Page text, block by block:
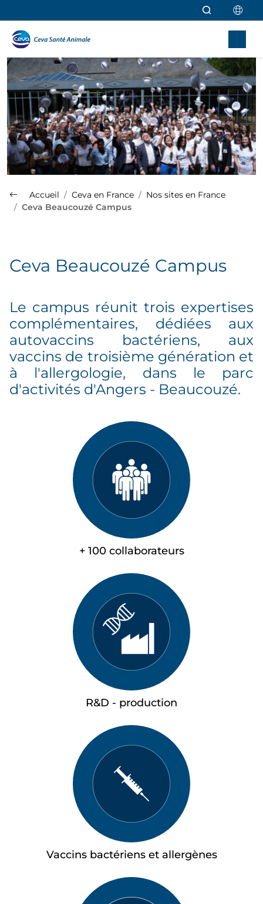
Accueil Ceva en France
Nos sites en France
Ceva Beaucouzé Campus
Ceva Beaucouzé Campus
Le campus réunit trois expertises
complémentaires, dédiées aux
autovaccins bactériens, aux
vaccins de troisième génération et
à l'allergologie, dans le parc
d'activités d'Angers - Beaucouzé.
+ 100 collaborateurs
R&D - production
Vaccins bactériens et allergènes